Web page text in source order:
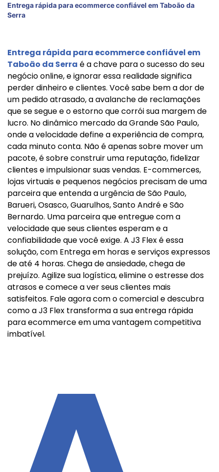
Entrega rápida para ecommerce confiável em Taboão da
Serra
Entrega rápida para ecommerce confiável em
Taboão da Serra é a chave para o sucesso do seu
negócio online, e ignorar essa realidade significa
perder dinheiro e clientes. Você sabe bem a dor de
um pedido atrasado, a avalanche de reclamações
que se segue e o estorno que corrói sua margem de
lucro. No dinâmico mercado da Grande São Paulo,
onde a velocidade define a experiência de compra,
cada minuto conta. Não é apenas sobre mover um
pacote, é sobre construir uma reputação, fidelizar
clientes e impulsionar suas vendas. E-commerces,
lojas virtuais e pequenos negócios precisam de uma
parceira que entenda a urgência de São Paulo,
Barueri, Osasco, Guarulhos, Santo André e São
Bernardo. Uma parceira que entregue com a
velocidade que seus clientes esperam e a
confiabilidade que você exige. A J3 Flex é essa
solução, com Entrega em horas e serviços expressos
de até 4 horas. Chega de ansiedade, chega de
prejuízo. Agilize sua logística, elimine o estresse dos
atrasos e comece a ver seus clientes mais
satisfeitos. Fale agora com o comercial e descubra
como a J3 Flex transforma a sua entrega rápida
para ecommerce em uma vantagem competitiva
imbatível.